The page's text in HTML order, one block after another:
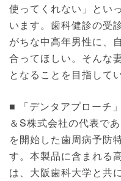
使ってくれない」とい
います。歯科健診の受
がちな中高年男性に、
合ってほしい。そんな
となることを目指して
■ 「デンタアプローチ
＆S株式会社の代表で
を開始した歯周病予防
す。本製品に含まれる
は、大阪歯科大学と共